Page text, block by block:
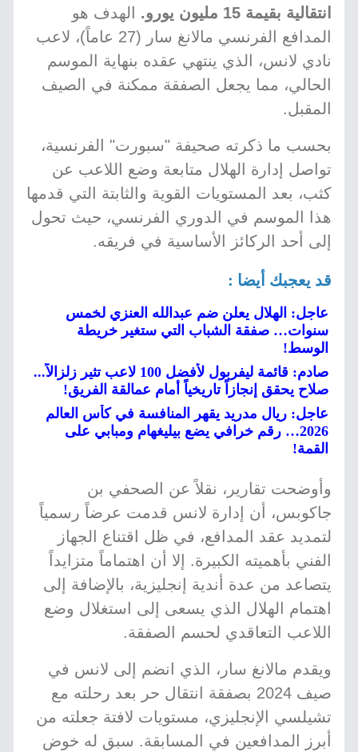
انتقالية بقيمة 15 مليون يورو.
الهدف هو
المدافع الفرنسي مالانغ سار (27 عاماً)، لاعب
نادي لانس، الذي ينتهي عقده بنهاية الموسم
الحالي، مما يجعل الصفقة ممكنة في الصيف
المقبل.
بحسب ما ذكرته صحيفة "سبورت" الفرنسية،
تواصل إدارة الهلال متابعة وضع اللاعب عن
كثب، بعد المستويات القوية والثابتة التي قدمها
هذا الموسم في الدوري الفرنسي، حيث تحول
إلى أحد الركائز الأساسية في فريقه.
قد يعجبك أيضا :
عاجل: الهلال يعلن ضم عبدالله العنزي لخمس
سنوات… صفقة الشباب التي ستغير خريطة
الوسط!
صادم: قائمة ليفربول لأفضل 100 لاعب تثير زلزالاً...
صلاح يحقق إنجازاً تاريخياً أمام عمالقة الفريق!
عاجل: ريال مدريد يقهر المنافسة في كأس العالم
2026… رقم خرافي يضع بيليغهام ومبابي على
القمة!
وأوضحت تقارير، نقلاً عن الصحفي بن
جاكوبس، أن إدارة لانس قدمت عرضاً رسمياً
لتمديد عقد المدافع، في ظل اقتناع الجهاز
الفني بأهميته الكبيرة. إلا أن اهتماماً متزايداً
يتصاعد من عدة أندية إنجليزية، بالإضافة إلى
اهتمام الهلال الذي يسعى إلى استغلال وضع
اللاعب التعاقدي لحسم الصفقة.
ويقدم مالانغ سار، الذي انضم إلى لانس في
صيف 2024 بصفقة انتقال حر بعد رحلته مع
تشيلسي الإنجليزي، مستويات لافتة جعلته من
أبرز المدافعين في المسابقة. سبق له خوض